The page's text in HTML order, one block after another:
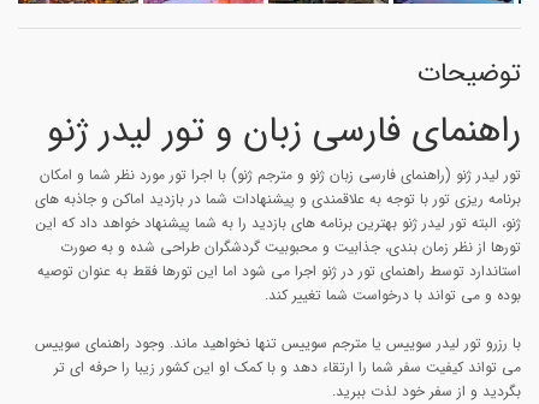
توضیحات
راهنمای فارسی زبان و تور لیدر ژنو
تور لیدر ژنو (راهنمای فارسی زبان ژنو و مترجم ژنو) با اجرا تور مورد نظر شما و امکان
برنامه ریزی تور با توجه به علاقمندی و پیشنهادات شما در بازدید اماکن و جاذبه های
ژنو، البته تور لیدر ژنو بهترین برنامه های بازدید را به شما پیشنهاد خواهد داد که این
تورها از نظر زمان بندی، جذابیت و محبوبیت گردشگران طراحی شده و به صورت
استاندارد توسط راهنمای تور در ژنو اجرا می شود اما این تورها فقط به عنوان توصیه
بوده و می تواند با درخواست شما تغییر کند.
با رزرو تور لیدر سوییس یا مترجم سوییس تنها نخواهید ماند. وجود راهنمای سوییس
می تواند کیفیت سفر شما را ارتقاء دهد و با کمک او این کشور زیبا را حرفه ای تر
بگردید و از سفر خود لذت ببرید.